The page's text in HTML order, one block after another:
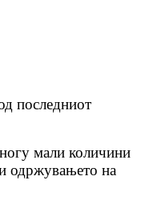
последниот
мали количини
одржувањето на